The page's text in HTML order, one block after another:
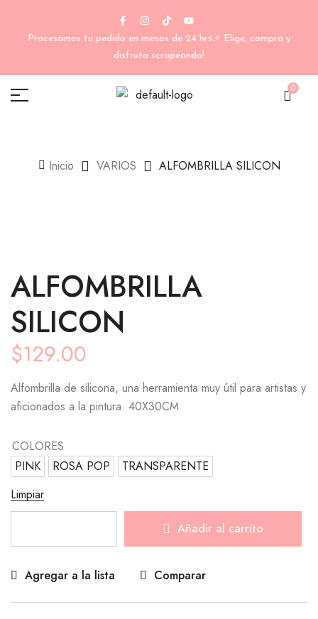
Procesamos tu pedido en menos de 24 hrs.⚡ Elige, compra y
disfruta scrapeando!
0
Inicio VARIOS ALFOMBRILLA SILICON
ALFOMBRILLA
SILICON
$129.00
Alfombrilla de silicona, una herramienta muy útil para artistas y
aficionados a la pintura. 40X30CM
COLORES
PINK
ROSA POP
TRANSPARENTE
Limpiar
Añadir al carrito
Agregar a la lista Comparar